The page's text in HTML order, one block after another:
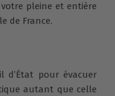
pleine et entière
de France.
d’État pour évacuer
autant que celle